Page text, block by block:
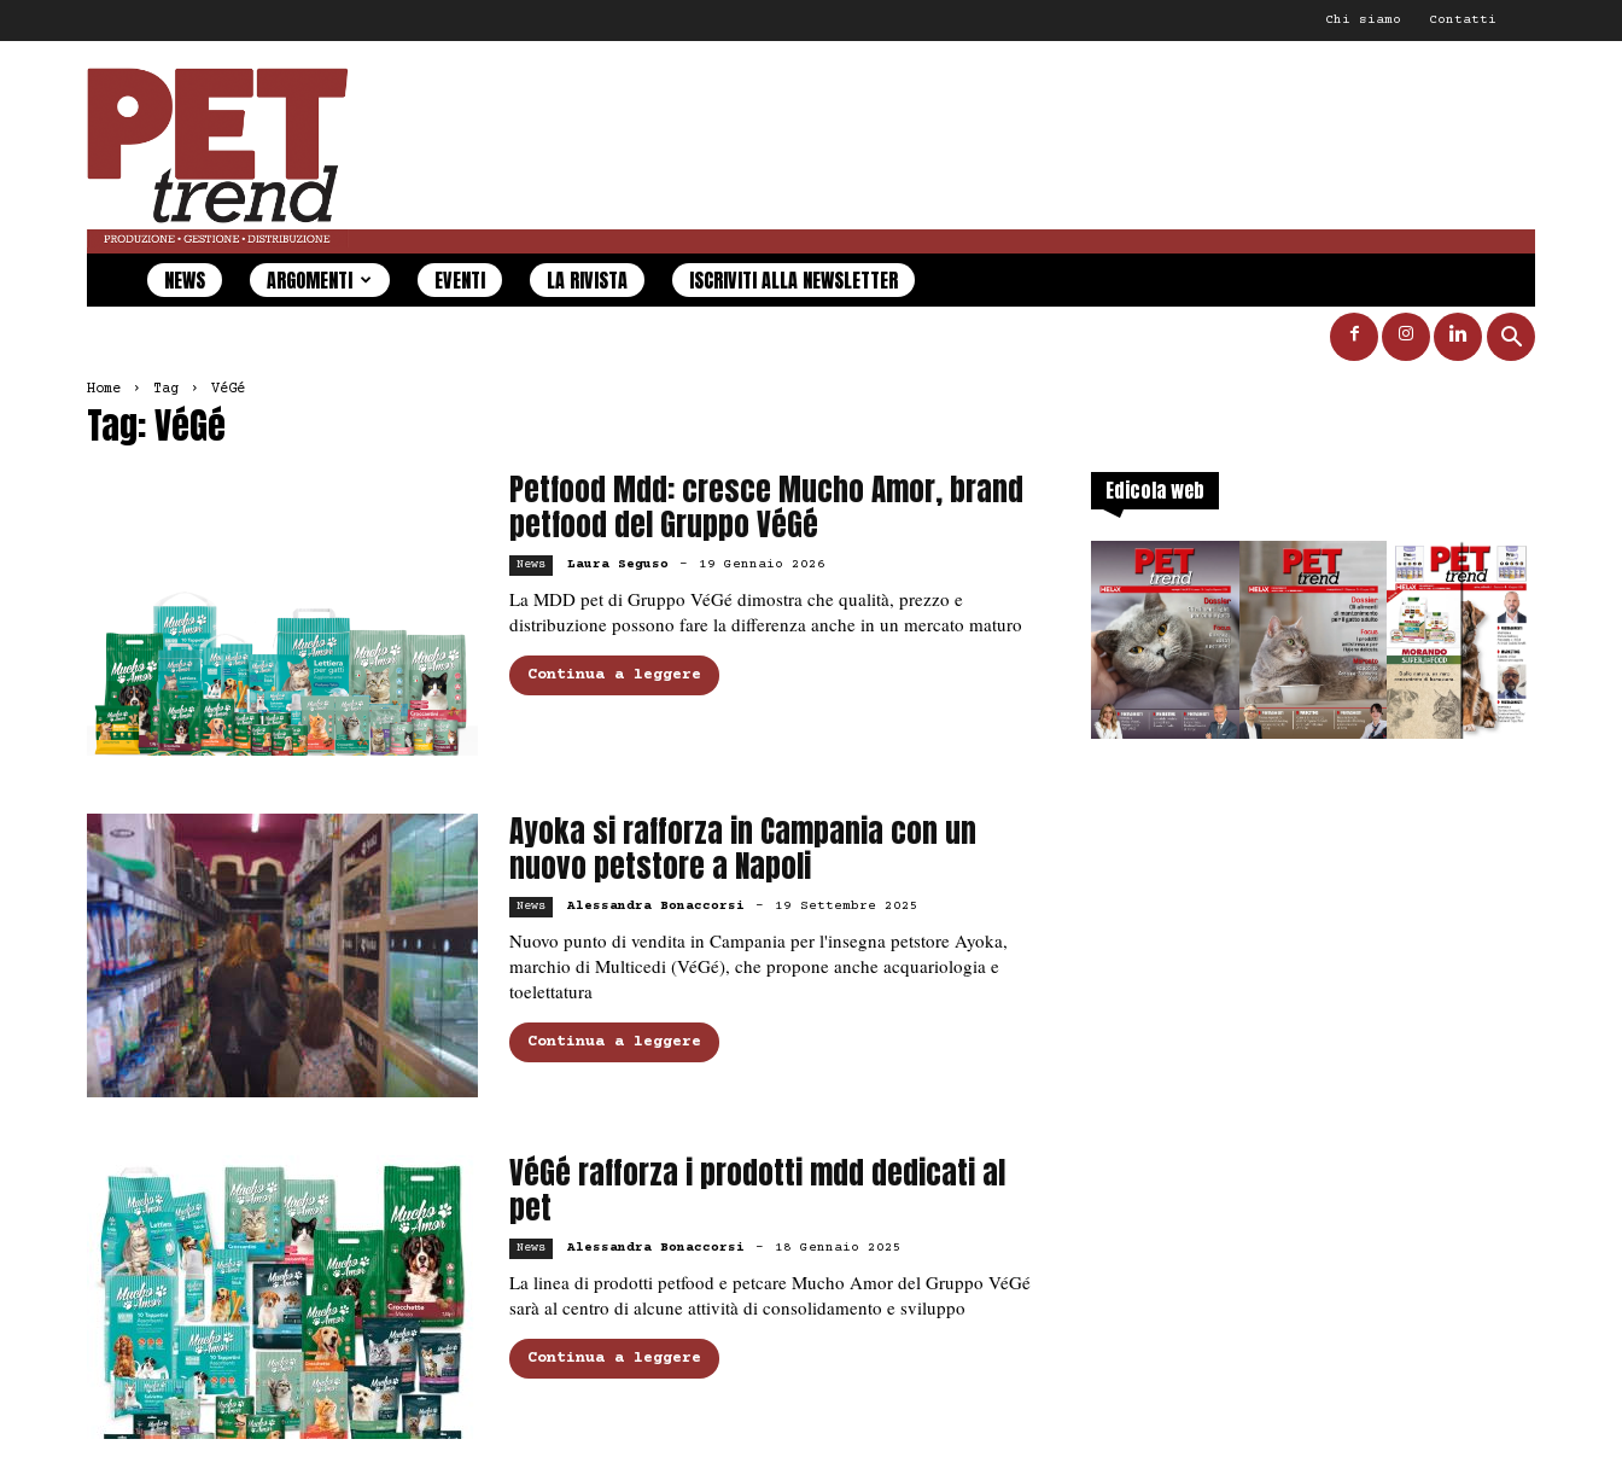
Chi siamo Contatti
Pet
Trend
NEWS ARGOMENTI EVENTI LA RIVISTA ISCRIVITI ALLA NEWSLETTER
Home Tag VéGé
Tag: VéGé
Petfood Mdd: cresce Mucho Amor, brand
petfood del Gruppo VéGé
News Laura Seguso - 19 Gennaio 2026
La MDD pet di Gruppo VéGé dimostra che qualità, prezzo e
distribuzione possono fare la differenza anche in un mercato maturo
Continua a leggere
Ayoka si rafforza in Campania con un
nuovo petstore a Napoli
News Alessandra Bonaccorsi - 19 Settembre 2025
Nuovo punto di vendita in Campania per l'insegna petstore Ayoka,
marchio di Multicedi (VéGé), che propone anche acquariologia e
toelettatura
Continua a leggere
VéGé rafforza i prodotti mdd dedicati al
pet
News Alessandra Bonaccorsi - 18 Gennaio 2025
La linea di prodotti petfood e petcare Mucho Amor del Gruppo VéGé
sarà al centro di alcune attività di consolidamento e sviluppo
Continua a leggere
Edicola web